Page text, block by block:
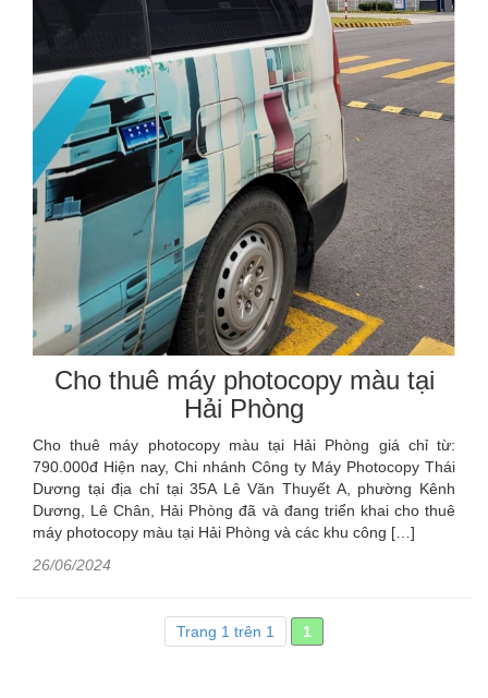
Cho thuê máy photocopy màu tại
Hải Phòng
Cho thuê máy photocopy màu tại Hải Phòng giá chỉ từ:
790.000đ Hiện nay, Chi nhánh Công ty Máy Photocopy Thái
Dương tại địa chỉ tại 35A Lê Văn Thuyết A, phường Kênh
Dương, Lê Chân, Hải Phòng đã và đang triển khai cho thuê
máy photocopy màu tại Hải Phòng và các khu công […]
26/06/2024
Trang 1 trên 1 1